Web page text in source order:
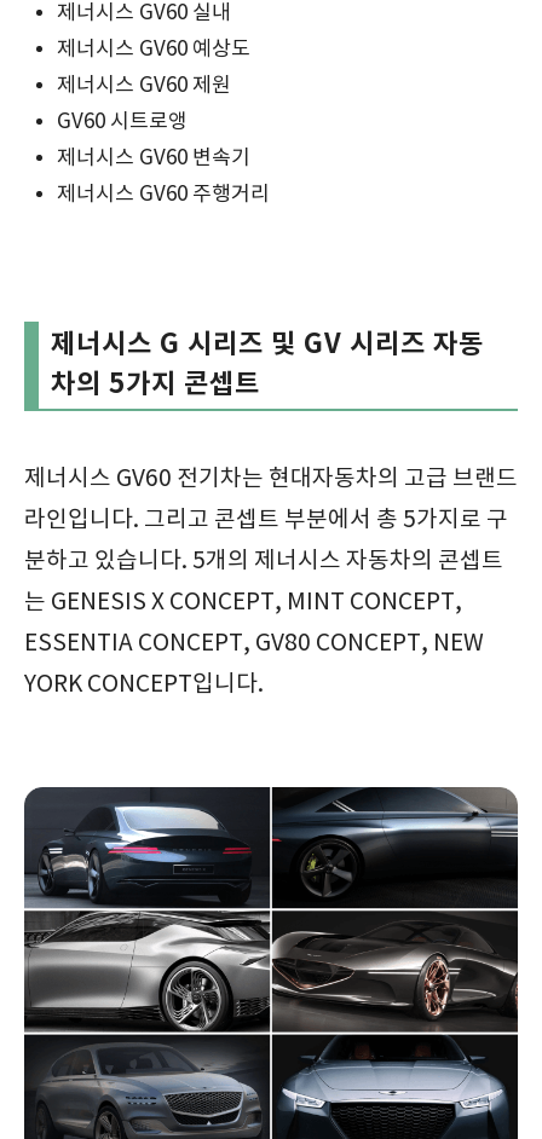
제너시스 GV60 실내
제너시스 GV60 예상도
제너시스 GV60 제원
GV60 시트로앵
제너시스 GV60 변속기
제너시스 GV60 주행거리
제너시스 G 시리즈 및 GV 시리즈 자동
차의 5가지 콘셉트
제너시스 GV60 전기차는 현대자동차의 고급 브랜드
라인입니다. 그리고 콘셉트 부분에서 총 5가지로 구
분하고 있습니다. 5개의 제너시스 자동차의 콘셉트
는 GENESIS X CONCEPT, MINT CONCEPT,
ESSENTIA CONCEPT, GV80 CONCEPT, NEW
YORK CONCEPT입니다.